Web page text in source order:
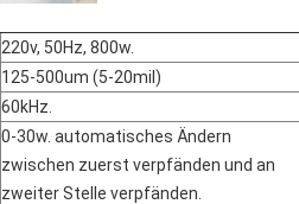
220v, 50Hz, 800w.
125-500um (5-20mil)
60kHz.
0-30w. automatisches Ändern
zwischen zuerst verpfänden und an
zweiter Stelle verpfänden.